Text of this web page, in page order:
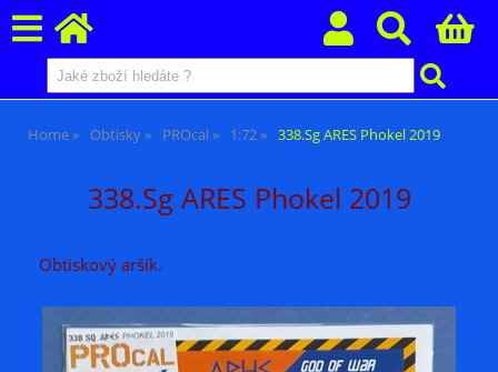
Home Obtisky PROcal 1:72 338.Sg ARES Phokel 2019
338.Sg ARES Phokel 2019
Obtiskový aršík.